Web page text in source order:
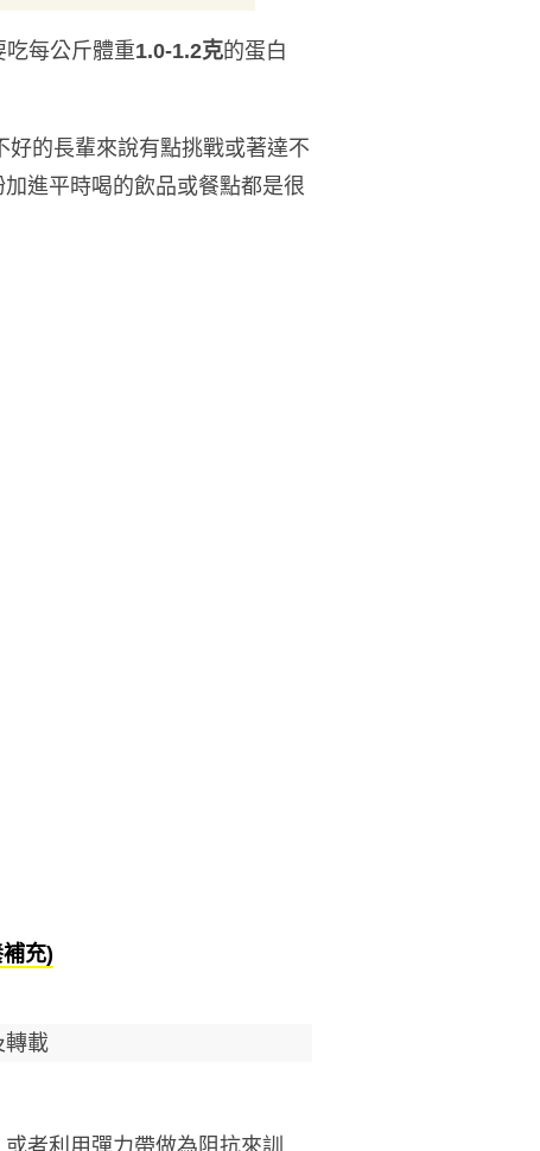
每公斤體重1.0-1.2克的蛋白
的長輩來說有點挑戰或著達不
進平時喝的飲品或餐點都是很
充)
轉載
者利用彈力帶做為阻抗來訓